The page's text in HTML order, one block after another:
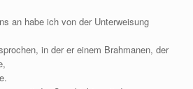
an habe ich von der Unterweisung
in der er einem Brahmanen, der